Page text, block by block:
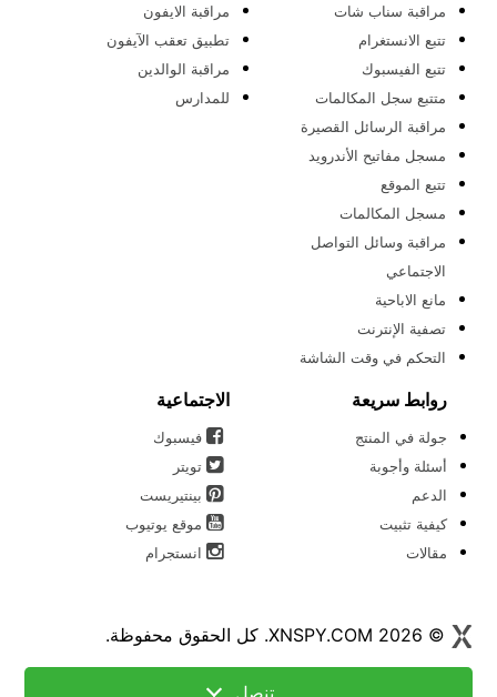
مراقبة سناب شات
تتبع الانستغرام
تتبع الفيسبوك
متتبع سجل المكالمات
مراقبة الرسائل القصيرة
مسجل مفاتيح الأندرويد
تتبع الموقع
مسجل المكالمات
مراقبة وسائل التواصل
الاجتماعي
مانع الاباحية
تصفية الإنترنت
التحكم في وقت الشاشة
مراقبة الايفون
تطبيق تعقب الآيفون
مراقبة الوالدين
للمدارس
روابط سريعة
جولة في المنتج
أسئلة وأجوبة
الدعم
كيفية تثبيت
مقالات
الاجتماعية
فيسبوك
تويتر
بينتيريست
موقع يوتيوب
انستجرام
© 2026 XNSPY.COM. كل الحقوق محفوظة.